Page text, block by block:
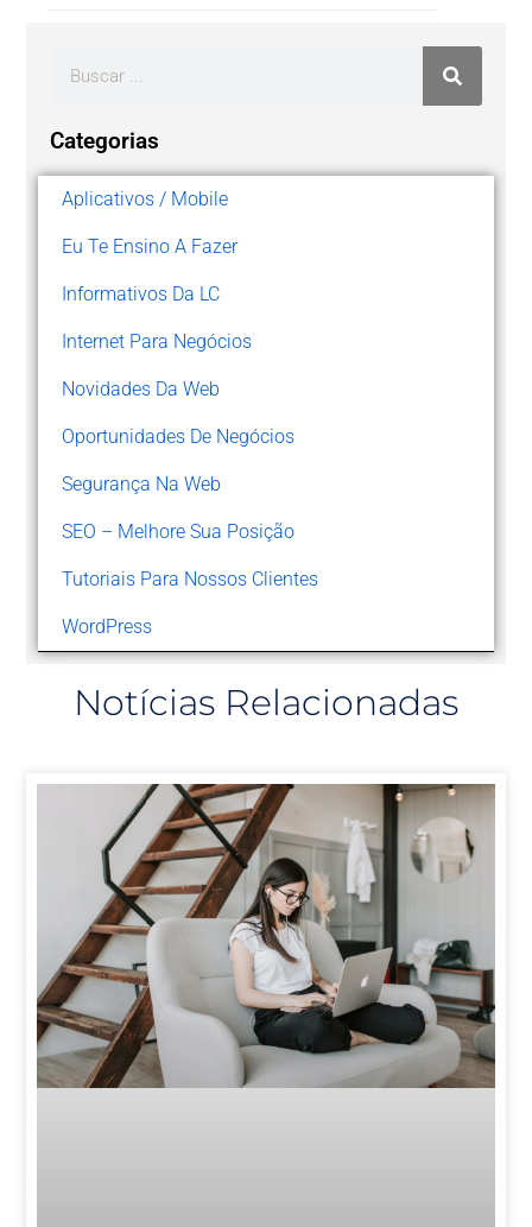
Categorias
Aplicativos / Mobile
Eu Te Ensino A Fazer
Informativos Da LC
Internet Para Negócios
Novidades Da Web
Oportunidades De Negócios
Segurança Na Web
SEO – Melhore Sua Posição
Tutoriais Para Nossos Clientes
WordPress
Notícias Relacionadas